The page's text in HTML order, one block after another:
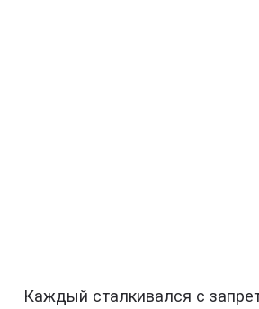
Каждый сталкивался с